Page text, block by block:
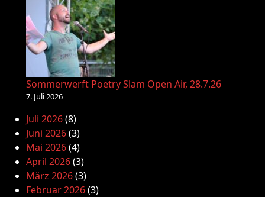
Sommerwerft Poetry Slam Open Air, 28.7.26
7. Juli 2026
Juli 2026(8)
Juni 2026(3)
Mai 2026(4)
April 2026(3)
März 2026(3)
Februar 2026(3)